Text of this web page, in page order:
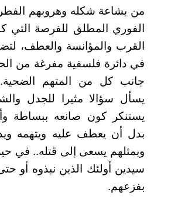
من بشاعة شكله وهروبهم
الفوري المطلق للفرصة التي
القرب والمؤانسة والعطف،
في دائرة فلسفية مفرغة من
جانب كل من المتهم
يسأل سؤالا مثيرا للجدل
يستنكر كون صانعه ببساطة
بدل أن يعطف عليه ويتهمه
وبمثلهم يسعى إلى قتله.. في
سيدين أولئك الذين نبذوه أو
بفزعهم.